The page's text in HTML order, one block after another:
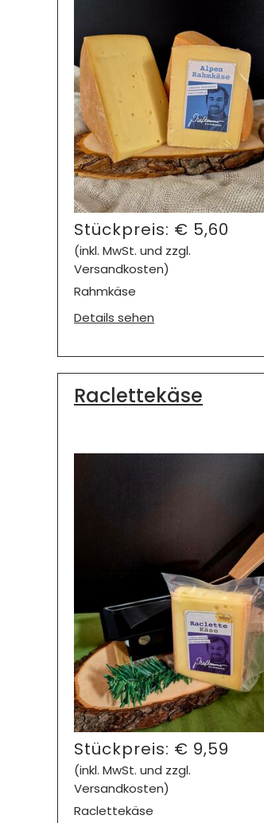
Stückpreis: € 5,60
(inkl. MwSt. und zzgl.
Versandkosten)
Rahmkäse
Details sehen
Raclettekäse
Stückpreis: € 9,59
(inkl. MwSt. und zzgl.
Versandkosten)
Raclettekäse